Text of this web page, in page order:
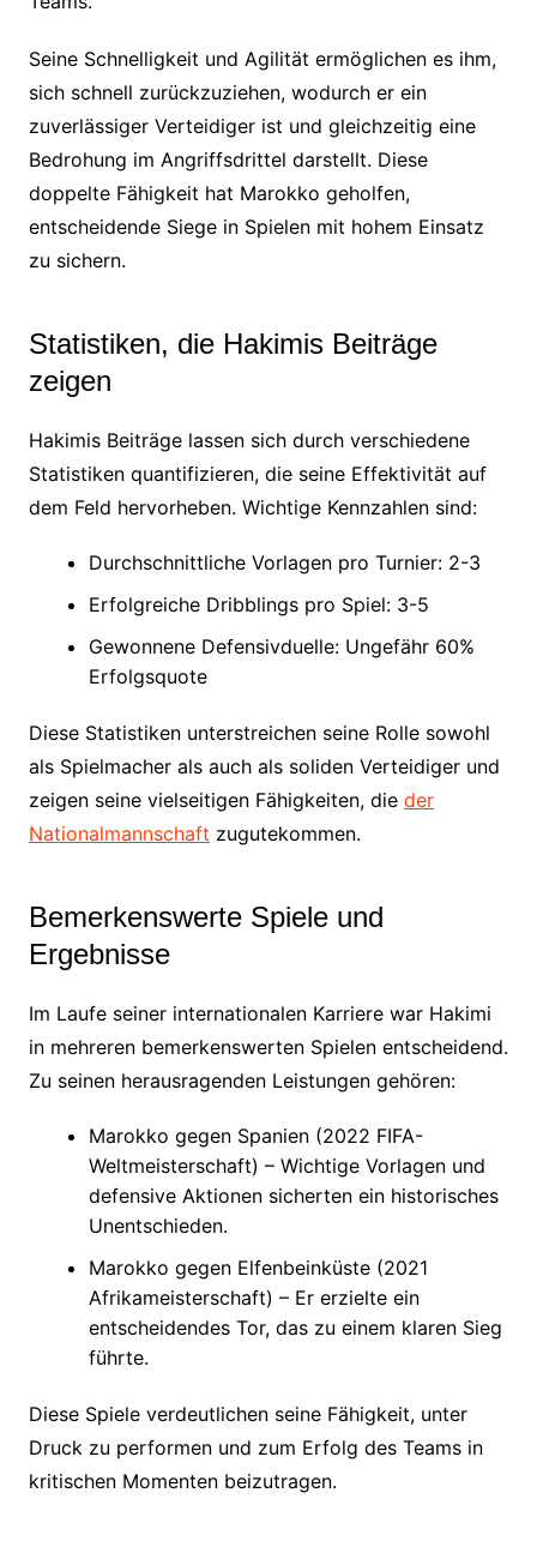
Seine Schnelligkeit und Agilität ermöglichen es ihm,
sich schnell zurückzuziehen, wodurch er ein
zuverlässiger Verteidiger ist und gleichzeitig eine
Bedrohung im Angriffsdrittel darstellt. Diese
doppelte Fähigkeit hat Marokko geholfen,
entscheidende Siege in Spielen mit hohem Einsatz
zu sichern.
Statistiken, die Hakimis Beiträge
zeigen
Hakimis Beiträge lassen sich durch verschiedene
Statistiken quantifizieren, die seine Effektivität auf
dem Feld hervorheben. Wichtige Kennzahlen sind:
Durchschnittliche Vorlagen pro Turnier: 2-3
Erfolgreiche Dribblings pro Spiel: 3-5
Gewonnene Defensivduelle: Ungefähr 60%
Erfolgsquote
Diese Statistiken unterstreichen seine Rolle sowohl
als Spielmacher als auch als soliden Verteidiger und
zeigen seine vielseitigen Fähigkeiten, die der
Nationalmannschaft zugutekommen.
Bemerkenswerte Spiele und
Ergebnisse
Im Laufe seiner internationalen Karriere war Hakimi
in mehreren bemerkenswerten Spielen entscheidend.
Zu seinen herausragenden Leistungen gehören:
Marokko gegen Spanien (2022 FIFA-
Weltmeisterschaft) – Wichtige Vorlagen und
defensive Aktionen sicherten ein historisches
Unentschieden.
Marokko gegen Elfenbeinküste (2021
Afrikameisterschaft) – Er erzielte ein
entscheidendes Tor, das zu einem klaren Sieg
führte.
Diese Spiele verdeutlichen seine Fähigkeit, unter
Druck zu performen und zum Erfolg des Teams in
kritischen Momenten beizutragen.